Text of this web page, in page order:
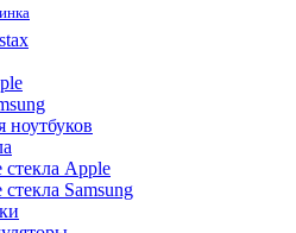
ноутбуков
Apple
Samsung